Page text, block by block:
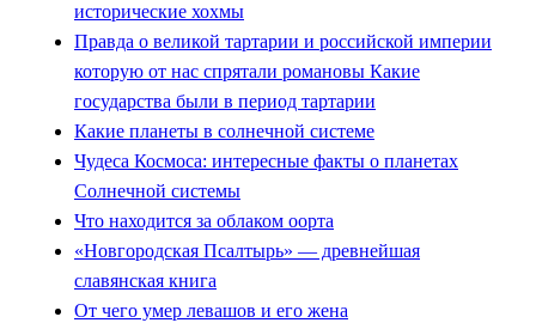
исторические хохмы
Правда о великой тартарии и российской империи
которую от нас спрятали романовы Какие
государства были в период тартарии
Какие планеты в солнечной системе
Чудеса Космоса: интересные факты о планетах
Солнечной системы
Что находится за облаком оорта
«Новгородская Псалтырь» — древнейшая
славянская книга
От чего умер левашов и его жена